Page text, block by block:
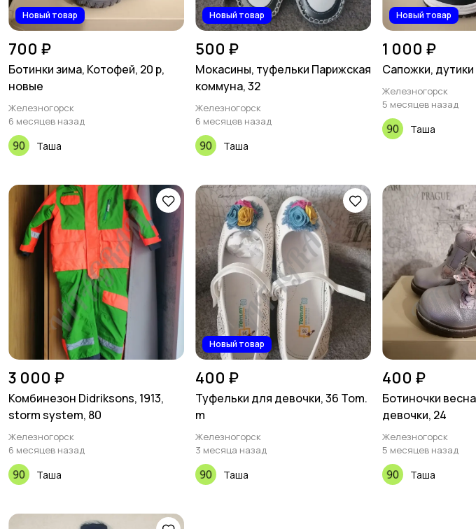
Новый товар
700 ₽
Ботинки зима, Котофей, 20 р,
новые
Железногорск
6 месяцев назад
Таша
Новый товар
500 ₽
Мокасины, туфельки Парижская
коммуна, 32
Железногорск
6 месяцев назад
Таша
Новый товар
1 000 ₽
Сапожки,
Железногорск
5 месяцев назад
Таша
3 000 ₽
Комбинезон Didriksons, 1913,
storm system, 80
Железногорск
6 месяцев назад
Таша
Новый товар
400 ₽
Туфельки для девочки, 36 Tom.
m
Железногорск
3 месяца назад
Таша
400 ₽
Ботиночки
девочки, 24
Железногорск
5 месяцев назад
Таша